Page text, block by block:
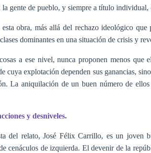
la gente de pueblo, y siempre a título individual,
obra, más allá del rechazo ideológico
dominantes en una situación de crisis y
a ese nivel, nunca proponen menos
cuya explotación dependen sus ganancias,
La aniquilación de un buen número de
y desniveles.
del relato, José Félix Carrillo, es un joven
cenáculos de izquierda. El devenir de la